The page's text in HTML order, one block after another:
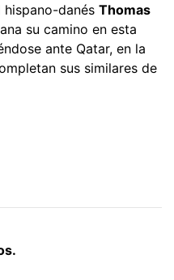
danés Thomas
su camino en esta
ante Qatar, en la
sus similares de